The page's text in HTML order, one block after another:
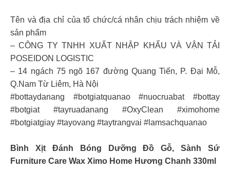
Tên và địa chỉ của tổ chức/cá nhân chịu trách nhiệm về
sản phẩm
– CÔNG TY TNHH XUẤT NHẬP KHẨU VÀ VẬN TẢI
POSEIDON LOGISTIC
– 14 ngách 75 ngõ 167 đường Quang Tiến, P. Đại Mỗ,
Q.Nam Từ Liêm, Hà Nội
#bottaydanang #botgiatquanao #nuocruabat #bottay
#botgiat #tayruadanang #OxyClean #ximohome
#botgiatgiay #tayovang #taytrangvai #lamsachquanao
Bình Xịt Đánh Bóng Dưỡng Đồ Gỗ, Sành Sứ
Furniture Care Wax Ximo Home Hương Chanh 330ml